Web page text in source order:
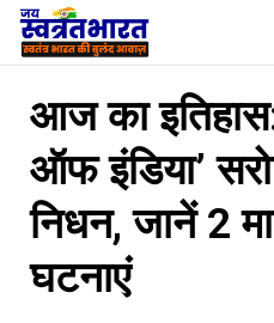
आज का
ऑफ इंडिया’
निधन, जानें 2
घटनाएं